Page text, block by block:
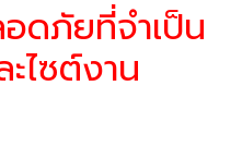
ดภัยที่จำเป็น
ไซต์งาน